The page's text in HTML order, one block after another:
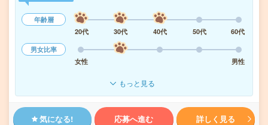
年齢層
20代
30代 40代 50代
60代
男女比率
女性
男性
もっと見る
気になる! 応募へ進む 詳しく見る